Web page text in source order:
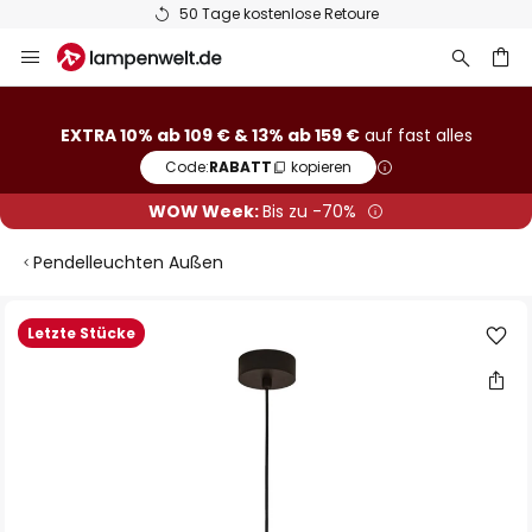
50 Tage kostenlose Retoure
Inhalt
EXTRA 10% ab 109 € & 13% ab 159 €auf fast alles
Code:RABATT kopieren
WOW Week:Bis zu -70%
Pendelleuchten Außen
Letzte Stücke
Zum
Ende